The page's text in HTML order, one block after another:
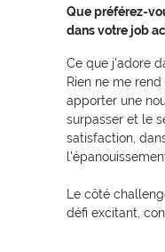
Que préférez-
dans votre job
Ce que j'adore
Rien ne me
apporter une
surpasser et le
satisfaction,
Le côté
défi excitant,